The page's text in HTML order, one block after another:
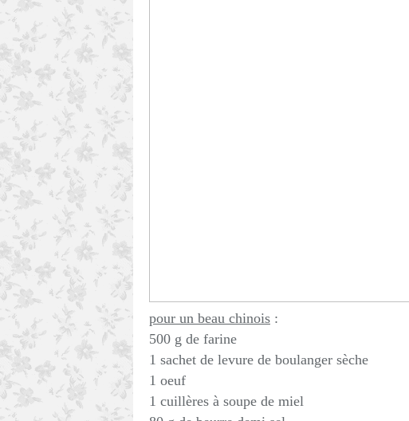
pour un beau chinois :
500 g de farine
1 sachet de levure de boulanger sèche
1 oeuf
1 cuillères à soupe de miel